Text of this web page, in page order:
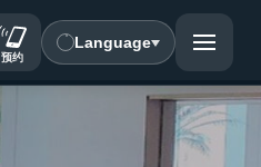
Language
预约